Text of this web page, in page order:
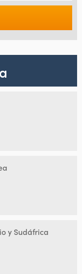
y Sudáfrica